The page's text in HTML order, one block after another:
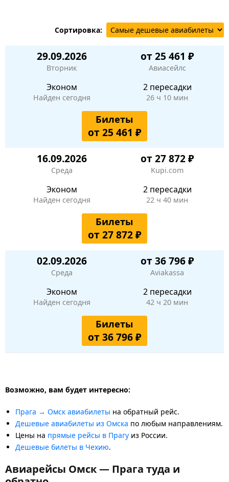
Сортировка:
29.09.2026
Вторник
от 25 461 ₽
Авиасейлс
Эконом
Найден сегодня
2 пересадки
26 ч 10 мин
Билеты
от 25 461 ₽
16.09.2026
Среда
от 27 872 ₽
Kupi.com
Эконом
Найден сегодня
2 пересадки
22 ч 40 мин
Билеты
от 27 872 ₽
02.09.2026
Среда
от 36 796 ₽
Aviakassa
Эконом
Найден сегодня
2 пересадки
42 ч 20 мин
Билеты
от 36 796 ₽
Возможно, вам будет интересно:
Прага → Омск авиабилеты на обратный рейс.
Дешевые авиабилеты из Омска по любым направлениям.
Цены на прямые рейсы в Прагу из России.
Дешевые билеты в Чехию.
Авиарейсы Омск — Прага туда и